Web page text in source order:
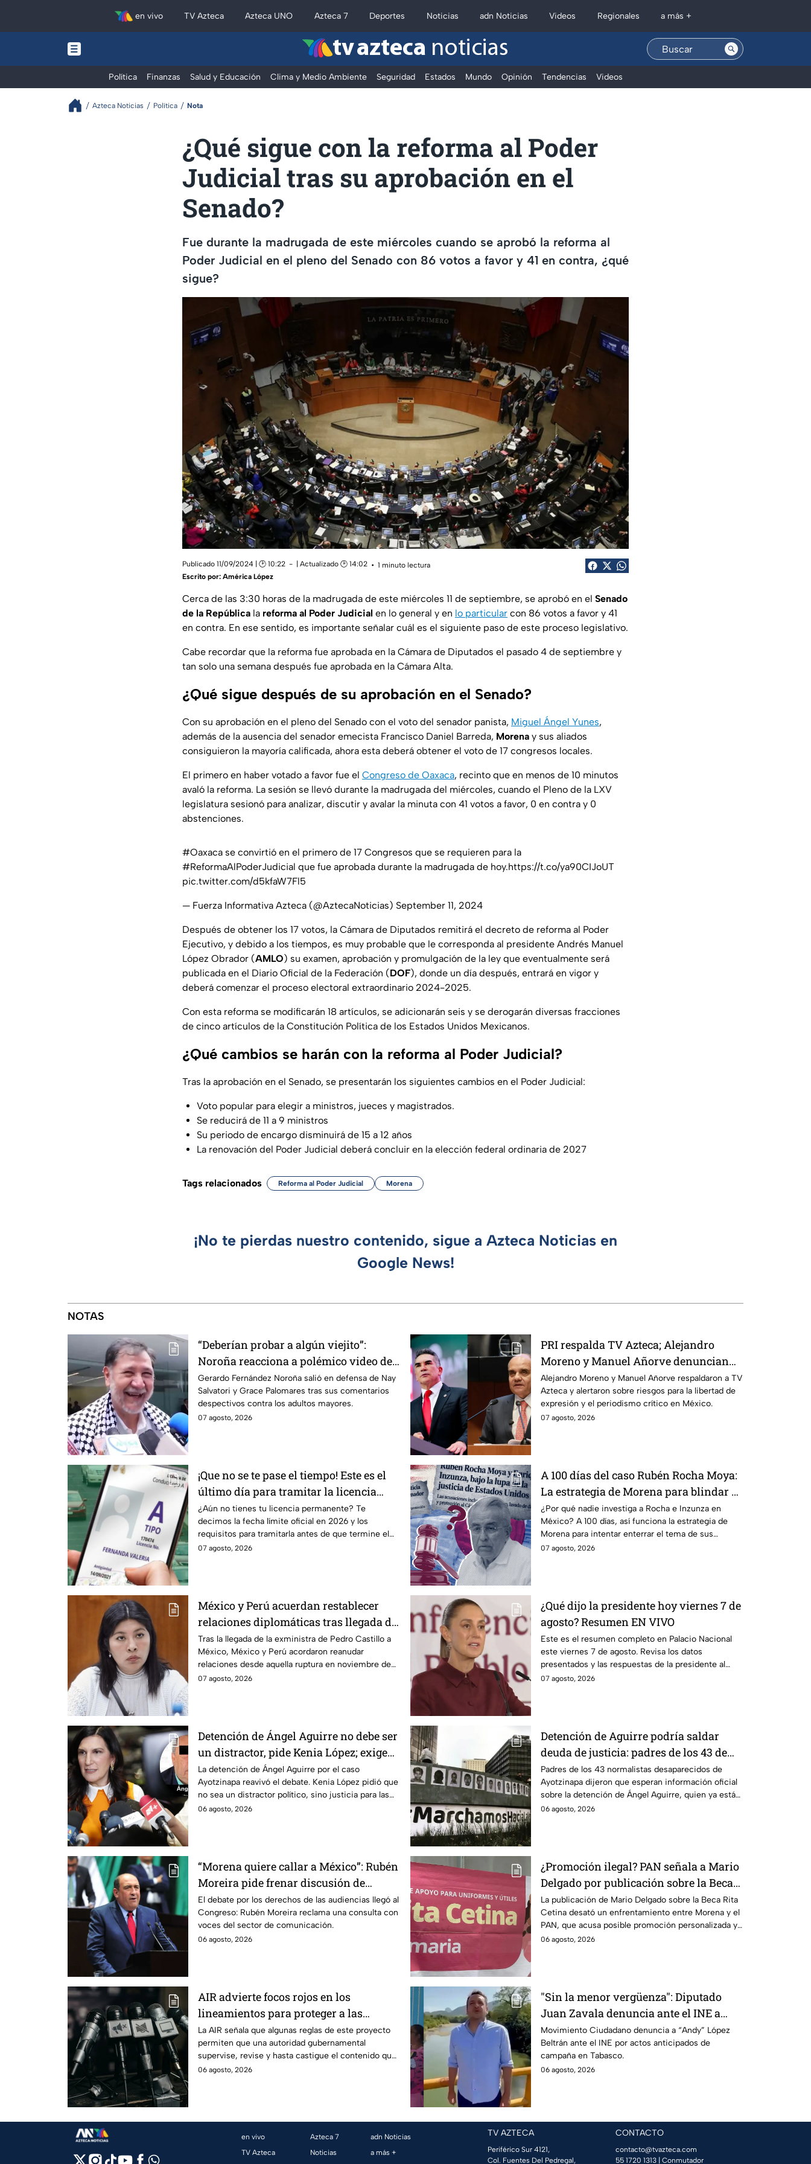
en vivo TV Azteca Azteca UNO Azteca 7 Deportes Noticias adn Noticias Videos Regionales a más +
tv azteca noticias
Política Finanzas Salud y Educación Clima y Medio Ambiente Seguridad Estados Mundo Opinión Tendencias Videos
Azteca Noticias Política Nota
¿Qué sigue con la reforma al Poder
Judicial tras su aprobación en el
Senado?
Fue durante la madrugada de este miércoles cuando se aprobó la reforma al
Poder Judicial en el pleno del Senado con 86 votos a favor y 41 en contra, ¿qué
sigue?
Publicado 11/09/2024 | 🕑 10:22 | Actualizado 🕑 14:02
1 minuto lectura
Escrito por: América López
Cerca de las 3:30 horas de la madrugada de este miércoles 11 de septiembre, se aprobó en el Senado
de la República la reforma al Poder Judicial en lo general y en lo particular con 86 votos a favor y 41
en contra. En ese sentido, es importante señalar cuál es el siguiente paso de este proceso legislativo.
Cabe recordar que la reforma fue aprobada en la Cámara de Diputados el pasado 4 de septiembre y
tan solo una semana después fue aprobada en la Cámara Alta.
¿Qué sigue después de su aprobación en el Senado?
Con su aprobación en el pleno del Senado con el voto del senador panista, Miguel Ángel Yunes,
además de la ausencia del senador emecista Francisco Daniel Barreda, Morena y sus aliados
consiguieron la mayoría calificada, ahora esta deberá obtener el voto de 17 congresos locales.
El primero en haber votado a favor fue el Congreso de Oaxaca, recinto que en menos de 10 minutos
avaló la reforma. La sesión se llevó durante la madrugada del miércoles, cuando el Pleno de la LXV
legislatura sesionó para analizar, discutir y avalar la minuta con 41 votos a favor, 0 en contra y 0
abstenciones.
#Oaxaca se convirtió en el primero de 17 Congresos que se requieren para la
#ReformaAlPoderJudicial que fue aprobada durante la madrugada de hoy.https://t.co/ya90CIJoUT
pic.twitter.com/d5kfaW7Fl5
— Fuerza Informativa Azteca (@AztecaNoticias) September 11, 2024
Después de obtener los 17 votos, la Cámara de Diputados remitirá el decreto de reforma al Poder
Ejecutivo, y debido a los tiempos, es muy probable que le corresponda al presidente Andrés Manuel
López Obrador (AMLO) su examen, aprobación y promulgación de la ley que eventualmente será
publicada en el Diario Oficial de la Federación (DOF), donde un día después, entrará en vigor y
deberá comenzar el proceso electoral extraordinario 2024-2025.
Con esta reforma se modificarán 18 artículos, se adicionarán seis y se derogarán diversas fracciones
de cinco artículos de la Constitución Política de los Estados Unidos Mexicanos.
¿Qué cambios se harán con la reforma al Poder Judicial?
Tras la aprobación en el Senado, se presentarán los siguientes cambios en el Poder Judicial:
Voto popular para elegir a ministros, jueces y magistrados.
Se reducirá de 11 a 9 ministros
Su periodo de encargo disminuirá de 15 a 12 años
La renovación del Poder Judicial deberá concluir en la elección federal ordinaria de 2027
Tags relacionados Reforma al Poder Judicial Morena
¡No te pierdas nuestro contenido, sigue a Azteca Noticias en
Google News!
NOTAS
“Deberían probar a algún viejito”:
Noroña reacciona a polémico video de
Nay Salvatori y Grace Palomares
Gerardo Fernández Noroña salió en defensa de Nay
Salvatori y Grace Palomares tras sus comentarios
despectivos contra los adultos mayores.
07 agosto, 2026
PRI respalda TV Azteca; Alejandro
Moreno y Manuel Añorve denuncian
riesgos para la libertad de expresión
Alejandro Moreno y Manuel Añorve respaldaron a TV
Azteca y alertaron sobre riesgos para la libertad de
expresión y el periodismo crítico en México.
07 agosto, 2026
¡Que no se te pase el tiempo! Este es el
último día para tramitar la licencia
permanente en CDMX y Edomex
¿Aún no tienes tu licencia permanente? Te
decimos la fecha límite oficial en 2026 y los
requisitos para tramitarla antes de que termine el
programa.
07 agosto, 2026
A 100 días del caso Rubén Rocha Moya:
La estrategia de Morena para blindar al
gobernador de Sinaloa
¿Por qué nadie investiga a Rocha e Inzunza en
México? A 100 días, así funciona la estrategia de
Morena para intentar enterrar el tema de sus
vínculos con el narcotráfico.
07 agosto, 2026
México y Perú acuerdan restablecer
relaciones diplomáticas tras llegada de
Betssy Chávez al país
Tras la llegada de la exministra de Pedro Castillo a
México, México y Perú acordaron reanudar
relaciones desde aquella ruptura en noviembre de
2025.
07 agosto, 2026
¿Qué dijo la presidente hoy viernes 7 de
agosto? Resumen EN VIVO
Este es el resumen completo en Palacio Nacional
este viernes 7 de agosto. Revisa los datos
presentados y las respuestas de la presidente al
momento.
07 agosto, 2026
Detención de Ángel Aguirre no debe ser
un distractor, pide Kenia López; exige
justicia por caso Ayotzinapa
La detención de Ángel Aguirre por el caso
Ayotzinapa reavivó el debate. Kenia López pidió que
no sea un distractor político, sino justicia para las
familias.
06 agosto, 2026
Detención de Aguirre podría saldar
deuda de justicia: padres de los 43 de
Ayotzinapa
Padres de los 43 normalistas desaparecidos de
Ayotzinapa dijeron que esperan información oficial
sobre la detención de Ángel Aguirre, quien ya está
en el penal del Altiplano.
06 agosto, 2026
“Morena quiere callar a México”: Rubén
Moreira pide frenar discusión de
lineamientos de audiencias hasta
escuchar a periodistas y expertos
El debate por los derechos de las audiencias llegó al
Congreso: Rubén Moreira reclama una consulta con
voces del sector de comunicación.
06 agosto, 2026
¿Promoción ilegal? PAN señala a Mario
Delgado por publicación sobre la Beca
Rita Cetina
La publicación de Mario Delgado sobre la Beca Rita
Cetina desató un enfrentamiento entre Morena y el
PAN, que acusa posible promoción personalizada y
hasta peculado.
06 agosto, 2026
AIR advierte focos rojos en los
lineamientos para proteger a las
audiencias
La AIR señala que algunas reglas de este proyecto
permiten que una autoridad gubernamental
supervise, revise y hasta castigue el contenido que
transmiten los medios.
06 agosto, 2026
"Sin la menor vergüenza": Diputado
Juan Zavala denuncia ante el INE a
Andy López Beltrán por campaña
anticipada en Tabasco
Movimiento Ciudadano denuncia a “Andy” López
Beltrán ante el INE por actos anticipados de
campaña en Tabasco.
06 agosto, 2026
en vivo
TV Azteca
Azteca 7
Noticias
adn Noticias
a más +
TV AZTECA
Periférico Sur 4121,
Col. Fuentes Del Pedregal,
CONTACTO
contacto@tvazteca.com
55 1720 1313 | Conmutador